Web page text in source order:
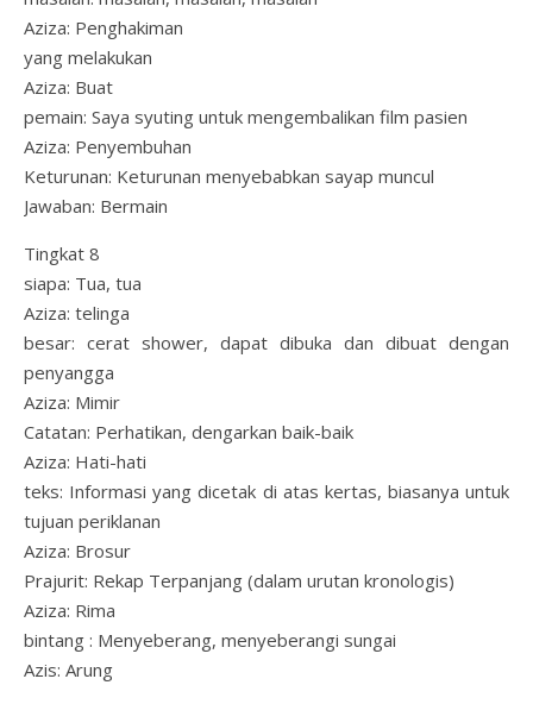
Aziza: Penghakiman
yang melakukan
Aziza: Buat
pemain: Saya syuting untuk mengembalikan film pasien
Aziza: Penyembuhan
Keturunan: Keturunan menyebabkan sayap muncul
Jawaban: Bermain
Tingkat 8
siapa: Tua, tua
Aziza: telinga
besar: cerat shower, dapat dibuka dan dibuat dengan
penyangga
Aziza: Mimir
Catatan: Perhatikan, dengarkan baik-baik
Aziza: Hati-hati
teks: Informasi yang dicetak di atas kertas, biasanya untuk
tujuan periklanan
Aziza: Brosur
Prajurit: Rekap Terpanjang (dalam urutan kronologis)
Aziza: Rima
bintang : Menyeberang, menyeberangi sungai
Azis: Arung